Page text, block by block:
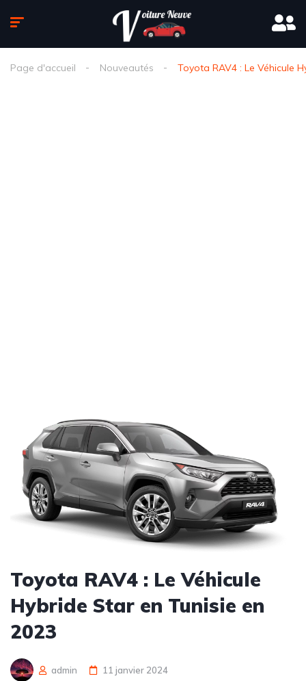
Page d'accueil Nouveautés Toyota RAV4 : Le Véhicule
Toyota RAV4 : Le Véhicule
Hybride Star en Tunisie en
2023
admin 11 janvier 2024